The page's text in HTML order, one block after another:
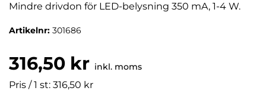
Mindre drivdon för LED-belysning 350 mA, 1-4 W.
Artikelnr: 301686
316,50 kr inkl. moms
Pris / 1 st: 316,50 kr